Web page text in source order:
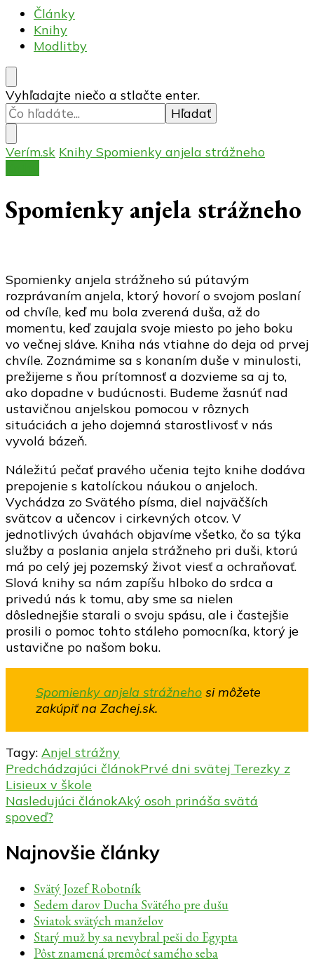
Články
Knihy
Modlitby
Hľadáte
niečo?
Vyhľadajte niečo a stlačte enter.
Verím.sk Knihy Spomienky anjela strážneho
Spomienky anjela strážneho
Spomienky anjela strážneho sú pútavým
rozprávaním anjela, ktorý hovorí o svojom poslaní
od chvíle, keď mu bola zverená duša, až do
momentu, keď zaujala svoje miesto po jeho boku
vo večnej sláve. Kniha nás vtiahne do deja od prvej
chvíle. Zoznámime sa s konaním duše v minulosti,
prežijeme s ňou prítomnosť a dozvieme sa aj to,
ako dopadne v budúcnosti. Budeme žasnúť nad
ustavičnou anjelskou pomocou v rôznych
situáciách a jeho dojemná starostlivosť v nás
vyvolá bázeň.
Náležitú pečať pravého učenia tejto knihe dodáva
prepojenie s katolíckou náukou o anjeloch.
Vychádza zo Svätého písma, diel najväčších
svätcov a učencov i cirkevných otcov. V
jednotlivých úvahách objavíme všetko, čo sa týka
služby a poslania anjela strážneho pri duši, ktorú
má po celý jej pozemský život viesť a ochraňovať.
Slová knihy sa nám zapíšu hlboko do srdca a
privedú nás k tomu, aby sme sa nielen
dôslednejšie starali o svoju spásu, ale i častejšie
prosili o pomoc tohto stáleho pomocníka, ktorý je
ustavične po našom boku.
Spomienky anjela strážnehosi môžete
zakúpiť na Zachej.sk.
Tagy: Anjel strážny
Navigácia
v
článku
Predchádzajúci článokPrvé dni svätej Terezky z
Lisieux v škole
Nasledujúci článokAký osoh prináša svätá
spoveď?
Najnovšie články
Svätý Jozef Robotník
Sedem darov Ducha Svätého pre dušu
Sviatok svätých manželov
Starý muž by sa nevybral peši do Egypta
Pôst znamená premôcť samého seba